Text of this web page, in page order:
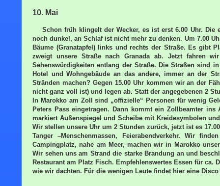
10. Mai
Schon früh klingelt der Wecker, es ist erst 6.00 Uhr.
noch dunkel, an Schlaf ist nicht mehr zu denken. Um 7.00
Bäume (Granatapfel) links und rechts der Straße. Es gibt
zweigt unsere Straße nach Granada ab. Jetzt fahren
Sehenswürdigkeiten entlang der Straße. Die Straßen sind
Hotel und Wohngebäude an das andere, immer an der
Stränden machen? Gegen 15.00 Uhr kommen wir an der
nicht ganz voll ist) und legen ab. Statt der angegebenen 2
In Marokko am Zoll sind „offizielle“ Personen für wenig
Peters Pass eingetragen. Dann kommt ein Zollbeamter
markiert Außenspiegel und Scheibe mit Kreidesymbolen
Wir stellen unsere Uhr um 2 Stunden zurück, jetzt ist es
Tanger –Menschenmassen, Feierabendverkehr. Wir
Campingplatz, nahe am Meer, machen wir in Marokko
Wir sehen uns am Strand die starke Brandung an und
Restaurant am Platz Fisch. Empfehlenswertes Essen für ca.
wie wir dachten. Für die wenigen Leute findet hier eine